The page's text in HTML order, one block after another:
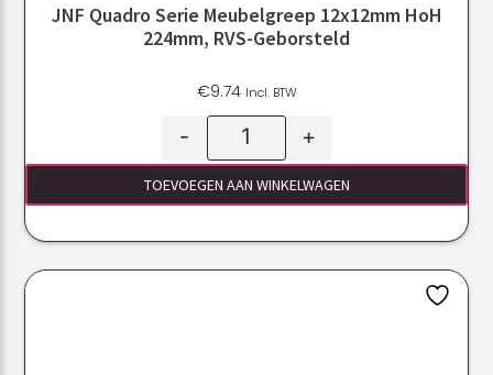
JNF Quadro Serie Meubelgreep 12x12mm HoH
224mm, RVS-Geborsteld
€9.74 Incl. BTW
- +
TOEVOEGEN AAN WINKELWAGEN